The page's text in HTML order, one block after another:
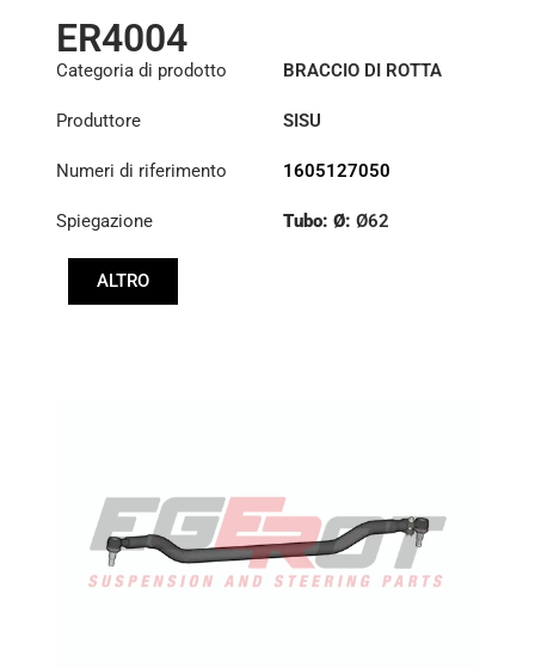
ER4004
Categoria di prodotto BRACCIO DI ROTTA
Produttore SISU
Numeri di riferimento 1605127050
Spiegazione Tubo: Ø: Ø62
ALTRO